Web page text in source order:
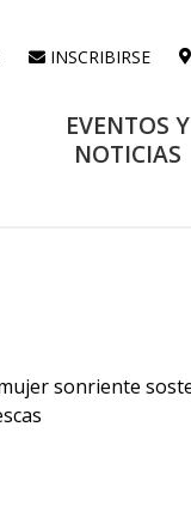
INSCRIBIRSE
EVENTOS Y
NOTICIAS